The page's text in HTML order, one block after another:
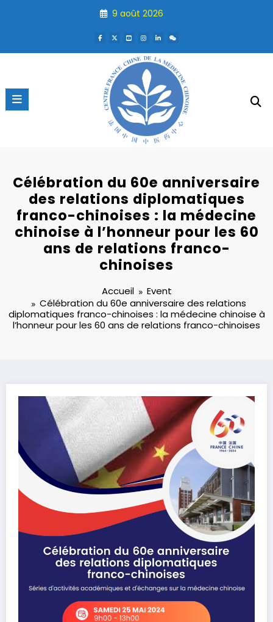
9 août 2026
Célébration du 60e anniversaire
des relations diplomatiques
franco-chinoises : la médecine
chinoise à l’honneur pour les 60
ans de relations franco-
chinoises
Accueil
Event
Célébration du 60e anniversaire des relations
diplomatiques franco-chinoises : la médecine chinoise à
l’honneur pour les 60 ans de relations franco-chinoises